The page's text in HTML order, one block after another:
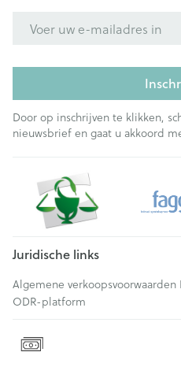
Door op inschrijven te klikken,
nieuwsbrief en gaat u akkoord
Juridische links
Algemene verkoopsvoorwaarden
ODR-platform